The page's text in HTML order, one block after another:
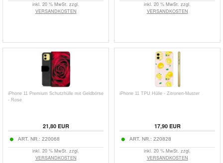
inkl. 20 % MwSt. zzgl.
VERSANDKOSTEN
inkl. 20 % MwSt. zzgl.
VERSANDKOSTEN
iPhone 11 Premium Schutzhülle mit Geldbörse
- Rose
21,80 EUR
ART. NR.: 220068
inkl. 20 % MwSt. zzgl.
VERSANDKOSTEN
iPhone 11 TPU Hülle - Zitronen-Muster
17,90 EUR
ART. NR.: 220828
inkl. 20 % MwSt. zzgl.
VERSANDKOSTEN